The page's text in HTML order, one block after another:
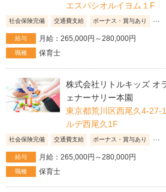
エスパシオルイヨム１F
社会保険完備 交通費支給 ボーナス・賞与あり
給与 月給：265,000円～280,000円
職種 保育士
株式会社リトルキッズ オ
ェナーサリー本園
東京都荒川区西尾久4-27-
ルデ西尾久1F
社会保険完備 交通費支給 ボーナス・賞与あり
給与 月給：265,000円～280,000円
職種 保育士